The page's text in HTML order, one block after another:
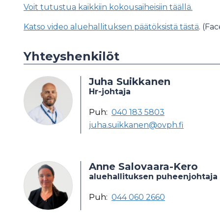
Voit tutustua kaikkiin kokousaiheisiin täällä.
Katso video aluehallituksen päätöksistä tästä.
Yhteyshenkilöt
Juha Suikkanen
Hr-johtaja
Puh: 040 183 5803
juha.suikkanen@ovph.fi
Anne Salovaara-Kero
aluehallituksen puheenjohtaja
Puh: 044 060 2660